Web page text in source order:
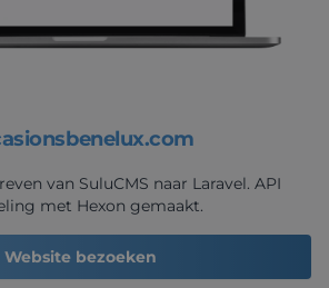
van SuluCMS naar Laravel. API
met Hexon gemaakt.
Website bezoeken